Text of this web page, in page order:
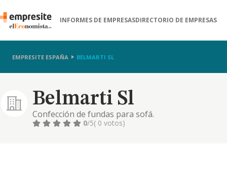
INFORMES DE EMPRESASDIRECTORIO DE EMPRESAS
EMPRESITE ESPAÑA BELMARTI SL
Belmarti Sl
Confección de fundas para sofá.
0/5( 0 votos)